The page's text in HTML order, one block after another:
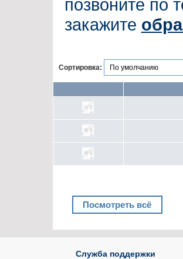
позвоните по
закажите
Сортировка:
Посмотреть всё
Служба поддержки